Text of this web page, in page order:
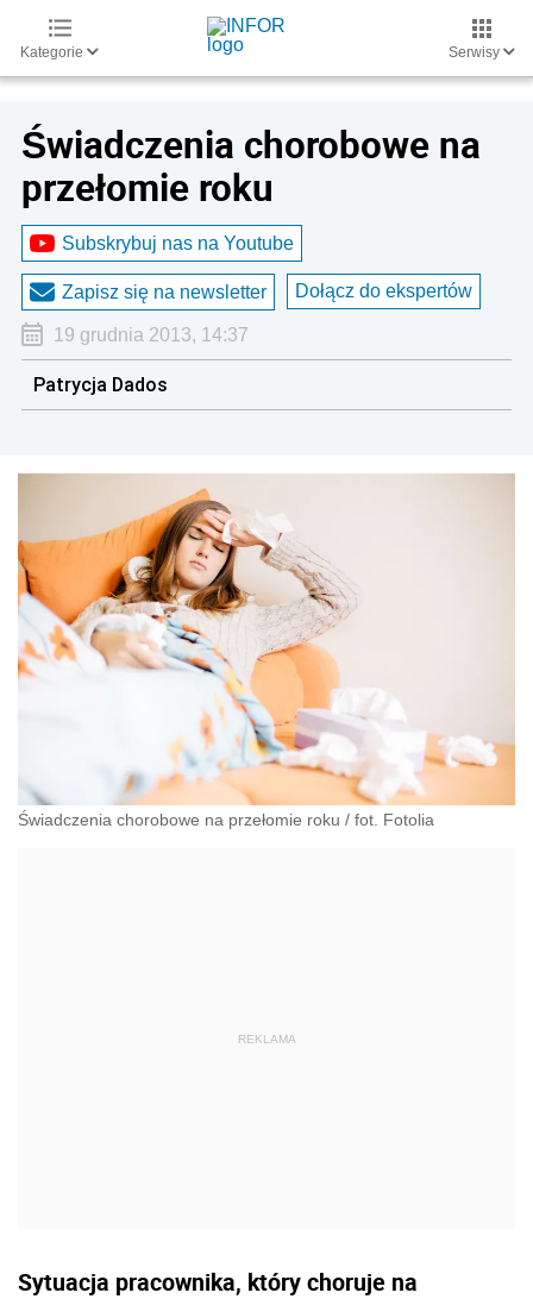
Kategorie Serwisy
Świadczenia chorobowe na
przełomie roku
Subskrybuj nas na Youtube
Zapisz się na newsletter Dołącz do ekspertów
19 grudnia 2013, 14:37
Patrycja Dados
Świadczenia chorobowe na przełomie roku / fot. Fotolia
Sytuacja pracownika, który choruje na